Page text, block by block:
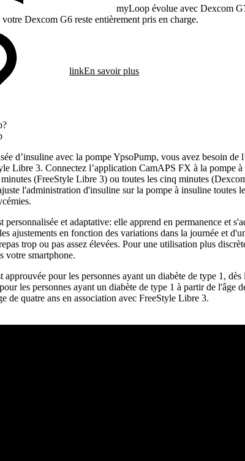
myLoop évolue avec Dexcom
Dexcom G6 reste entièrement pris en charge.
linkEn savoir plus
d’insuline avec la pompe YpsoPump, vous avez besoin
Libre 3. Connectez l’application CamAPS FX à la pompe à
minutes (FreeStyle Libre 3) ou toutes les cinq minutes
l'administration d'insuline sur la pompe à insuline toutes
et adaptative: elle apprend en permanence et
ajustements en fonction des variations dans la journée et
trop ou pas assez élevées. Pour une utilisation plus
votre smartphone.
pour les personnes ayant un diabète de type 1,
les personnes ayant un diabète de type 1 à partir de l'âge
de quatre ans en association avec FreeStyle Libre 3.